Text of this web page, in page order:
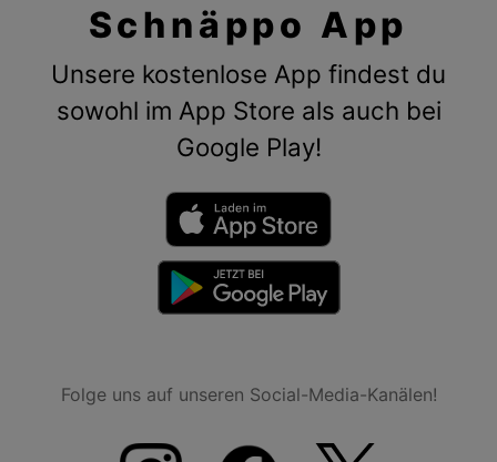
Schnäppo App
Unsere kostenlose App findest du
sowohl im App Store als auch bei
Google Play!
Folge uns auf unseren Social-Media-Kanälen!